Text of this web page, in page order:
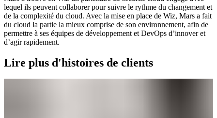
lequel ils peuvent collaborer pour suivre le rythme du changement et
de la complexité du cloud. Avec la mise en place de Wiz, Mars a fait
du cloud la partie la mieux comprise de son environnement, afin de
permettre à ses équipes de développement et DevOps d’innover et
d’agir rapidement.
Lire plus d'histoires de clients